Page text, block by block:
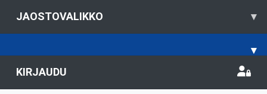
JAOSTOVALIKKO ▾
▾
KIRJAUDU